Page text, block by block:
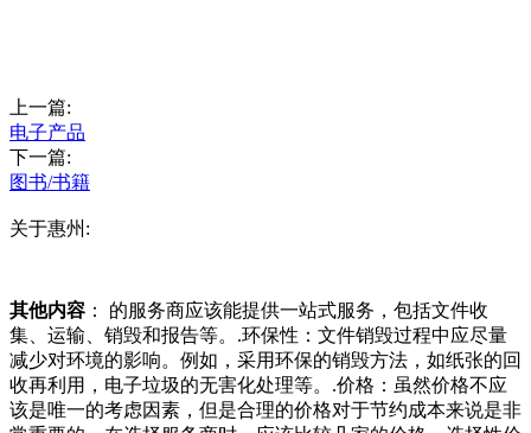
上一篇:
电子产品
下一篇:
图书/书籍
关于惠州:
其他内容 ： 的服务商应该能提供一站式服务，包括文件收
集、运输、销毁和报告等。.环保性：文件销毁过程中应尽量
减少对环境的影响。例如，采用环保的销毁方法，如纸张的回
收再利用，电子垃圾的无害化处理等。.价格：虽然价格不应
该是唯一的考虑因素，但是合理的价格对于节约成本来说是非